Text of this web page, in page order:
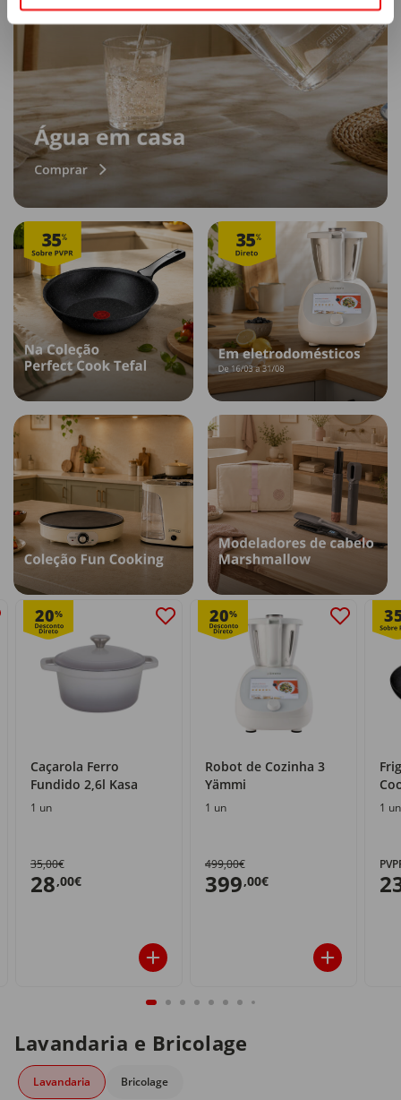
20%
Caçarola Ferro
Fundido 2,6l Kasa
1 un
35,00€
28,00€
20%
Robot de Cozinha 3
Yämmi
1 un
499,00€
399,00€
1 un
Lavandaria e Bricolage
Lavandaria Bricolage